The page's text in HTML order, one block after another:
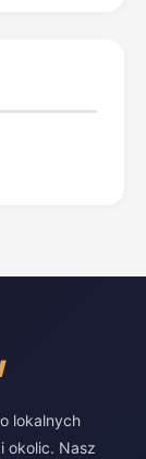
lokalnych
okolic. Nasz